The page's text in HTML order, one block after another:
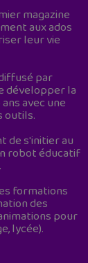
magazine
aux ados
leur vie
par
développer la
avec une
outils.
de s'initier au
robot éducatif
formations
des
pour
lycée).